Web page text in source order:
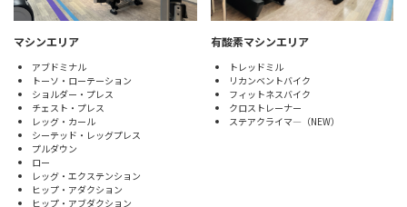
マシンエリア
アブドミナル
トーソ・ローテーション
ショルダー・プレス
チェスト・プレス
レッグ・カール
シーテッド・レッグプレス
プルダウン
ロー
レッグ・エクステンション
ヒップ・アダクション
ヒップ・アブダクション
有酸素マシンエリア
トレッドミル
リカンベントバイク
フィットネスバイク
クロストレーナー
ステアクライマ―（NEW）